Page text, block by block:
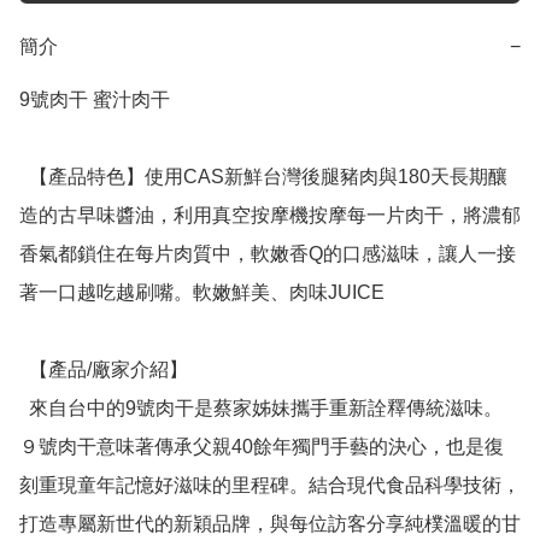
簡介 −
9號肉干 蜜汁肉干
造的古早味醬油，利用真空按摩機按摩每一片肉干，將濃郁
香氣都鎖住在每片肉質中，軟嫩香Q的口感滋味，讓人一接
著一口越吃越刷嘴。軟嫩鮮美、肉味JUICE
９號肉干意味著傳承父親40餘年獨門手藝的決心，也是復
刻重現童年記憶好滋味的里程碑。結合現代食品科學技術，
打造專屬新世代的新穎品牌，與每位訪客分享純樸溫暖的甘